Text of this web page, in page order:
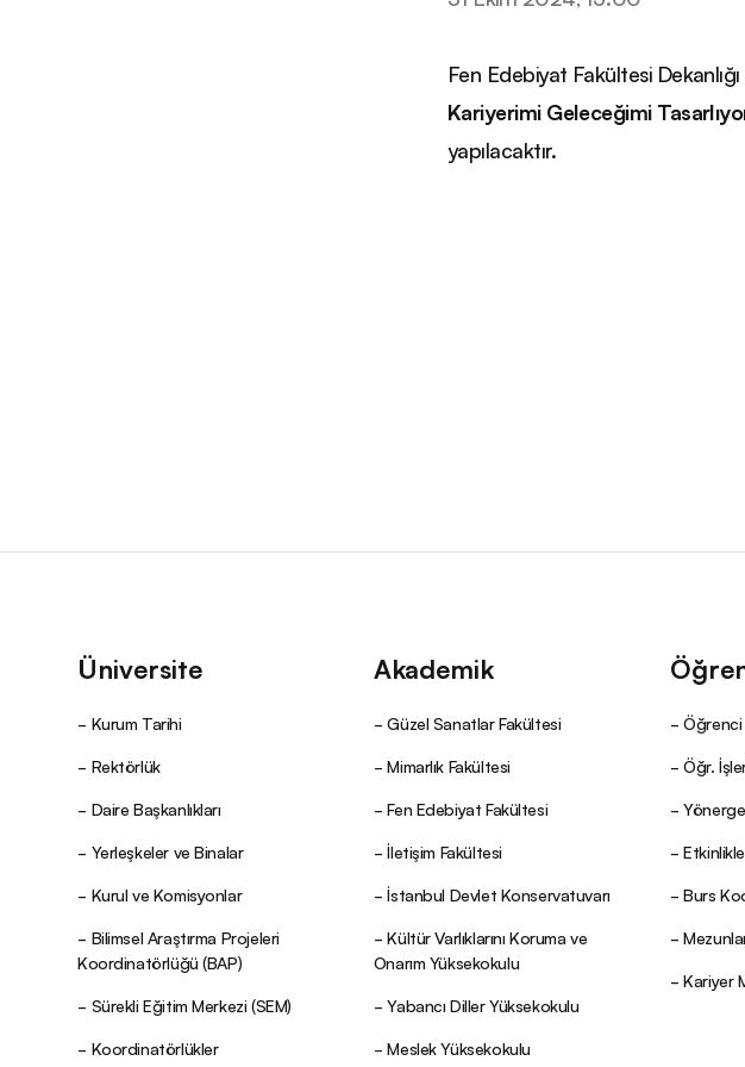
Fen Edebiyat Fakültesi
Kariyerimi Geleceğimi
yapılacaktır.
Üniversite
Kurum Tarihi
Rektörlük
Daire Başkanlıkları
Yerleşkeler ve Binalar
Kurul ve Komisyonlar
Bilimsel Araştırma Projeleri
Koordinatörlüğü (BAP)
Sürekli Eğitim Merkezi (SEM)
Koordinatörlükler
Akademik
Güzel Sanatlar Fakültesi
Mimarlık Fakültesi
Fen Edebiyat Fakültesi
İletişim Fakültesi
İstanbul Devlet Konservatuvarı
Kültür Varlıklarını Koruma ve
Onarım Yüksekokulu
Yabancı Diller Yüksekokulu
Meslek Yüksekokulu
Öğrenci
Öğr.
Burs
Kariyer